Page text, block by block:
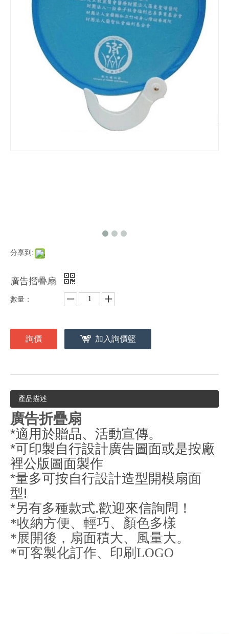
分享到:
廣告摺疊扇
數量：
詢價 加入詢價籃
產品描述
廣告折疊扇
*適用於贈品、活動宣傳。
*可印製自行設計廣告圖面或是按廠
裡公版圖面製作
*量多可按自行設計造型開模扇面
型!
*另有多種款式.歡迎來信詢問！
*收納方便、輕巧、顏色多樣
*展開後，扇面積大、風量大。
*可客製化訂作、印刷LOGO